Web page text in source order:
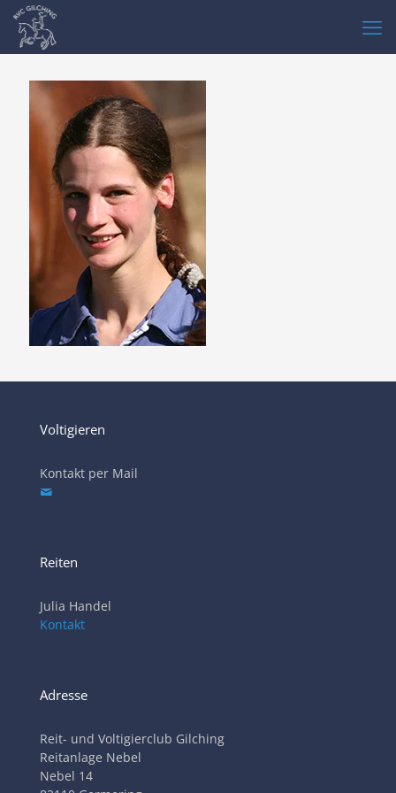
Voltigieren
Kontakt per Mail
Reiten
Julia Handel
Kontakt
Adresse
Reit- und Voltigierclub Gilching
Reitanlage Nebel
Nebel 14